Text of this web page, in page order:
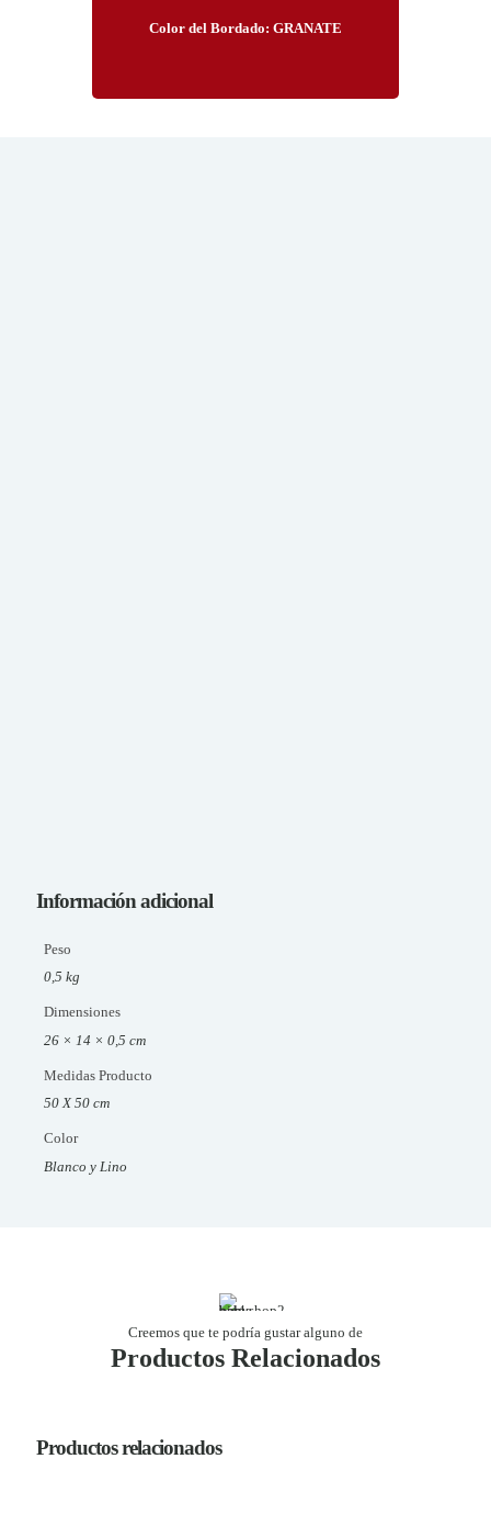
Color del Bordado: GRANATE
Información adicional
Peso
0,5 kg
Dimensiones
26 × 14 × 0,5 cm
Medidas Producto
50 X 50 cm
Color
Blanco y Lino
Productos Relacionados
Creemos que te podría gustar alguno de
Productos relacionados